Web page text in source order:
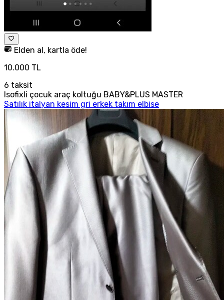
Elden al, kartla öde!
10.000 TL
6 taksit
Isofixli çocuk araç koltuğu BABY&PLUS MASTER
Satılık italyan kesim gri erkek takım elbise